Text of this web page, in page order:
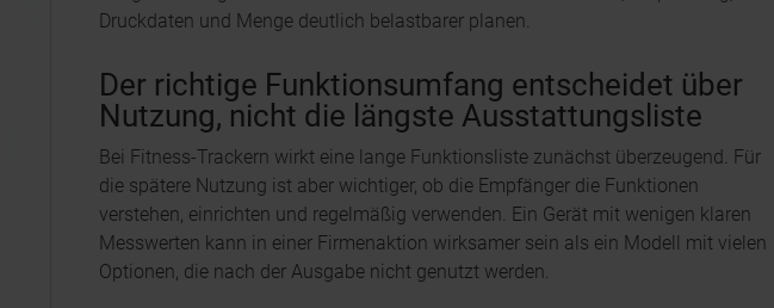
Druckdaten und Menge deutlich belastbarer planen.
Der richtige Funktionsumfang entscheidet über
Nutzung, nicht die längste Ausstattungsliste
Bei Fitness-Trackern wirkt eine lange Funktionsliste zunächst überzeugend. Für
die spätere Nutzung ist aber wichtiger, ob die Empfänger die Funktionen
verstehen, einrichten und regelmäßig verwenden. Ein Gerät mit wenigen klaren
Messwerten kann in einer Firmenaktion wirksamer sein als ein Modell mit vielen
Optionen, die nach der Ausgabe nicht genutzt werden.